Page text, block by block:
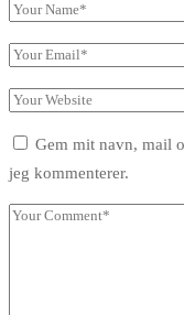
Gem mit navn, mail
jeg kommenterer.